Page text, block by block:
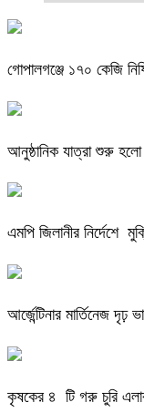
গোপালগঞ্জে ১৭০ কেজি
আনুষ্ঠানিক যাত্রা শুরু হলো
এমপি জিলানীর নির্দেশে
আর্জেন্টিনার মার্তিনেজ দৃঢ়
কৃষকের ৪ টি গরু চুরি